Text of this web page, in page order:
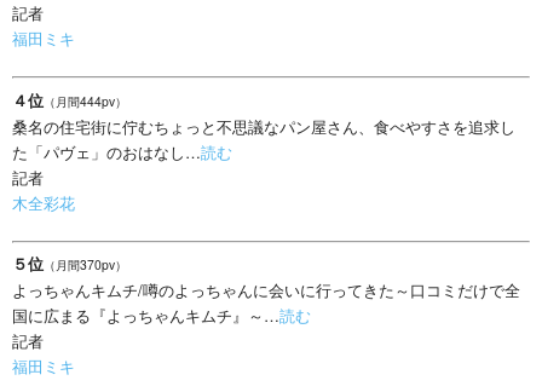
記者
福田ミキ
４位 （月間444pv）
桑名の住宅街に佇むちょっと不思議なパン屋さん、食べやすさを追求し
た「パヴェ」のおはなし…読む
記者
木全彩花
５位 （月間370pv）
よっちゃんキムチ/噂のよっちゃんに会いに行ってきた～口コミだけで全
国に広まる『よっちゃんキムチ』～…読む
記者
福田ミキ